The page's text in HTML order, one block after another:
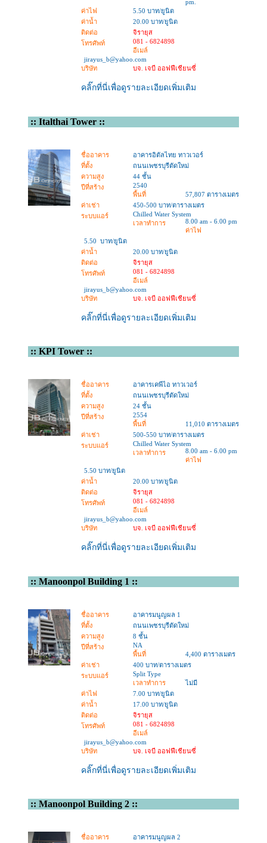
pm.
ค่าไฟ
5.50 บาท/ยูนิต
ค่าน้ำ
20.00 บาท/ยูนิต
ติดต่อ
จิรายุส
โทรศัพท์
081 - 6824898
อีเมล์
jirayus_b@yahoo.com
บริษัท
บจ. เจบี ออฟฟีเชียนซี่
คลิ๊กที่นี่เพื่อดูรายละเอียดเพิ่มเติม
::Italthai Tower ::
ชื่ออาคาร
อาคารอิตัลไทย ทาวเวอร์
ที่ตั้ง
ถนนเพชรบุรีตัดใหม่
ความสูง
44 ชั้น
ปีที่สร้าง
2540
พื้นที่
57,807 ตารางเมตร
ค่าเช่า
450-500 บาท/ตารางเมตร
ระบบแอร์
Chilled Water System
เวลาทำการ
8.00 am - 6.00 pm
ค่าไฟ
5.50 บาท/ยูนิต
ค่าน้ำ
20.00 บาท/ยูนิต
ติดต่อ
จิรายุส
โทรศัพท์
081 - 6824898
อีเมล์
jirayus_b@yahoo.com
บริษัท
บจ. เจบี ออฟฟีเชียนซี่
คลิ๊กที่นี่เพื่อดูรายละเอียดเพิ่มเติม
::KPI Tower ::
ชื่ออาคาร
อาคารเคพีไอ ทาวเวอร์
ที่ตั้ง
ถนนเพชรบุรีตัดใหม่
ความสูง
24 ชั้น
ปีที่สร้าง
2554
พื้นที่
11,010 ตารางเมตร
ค่าเช่า
500-550 บาท/ตารางเมตร
ระบบแอร์
Chilled Water System
เวลาทำการ
8.00 am - 6.00 pm
ค่าไฟ
5.50 บาท/ยูนิต
ค่าน้ำ
20.00 บาท/ยูนิต
ติดต่อ
จิรายุส
โทรศัพท์
081 - 6824898
อีเมล์
jirayus_b@yahoo.com
บริษัท
บจ. เจบี ออฟฟีเชียนซี่
คลิ๊กที่นี่เพื่อดูรายละเอียดเพิ่มเติม
::Manoonpol Building 1 ::
ชื่ออาคาร
อาคารมนูญผล 1
ที่ตั้ง
ถนนเพชรบุรีตัดใหม่
ความสูง
8 ชั้น
ปีที่สร้าง
NA
พื้นที่
4,400 ตารางเมตร
ค่าเช่า
400 บาท/ตารางเมตร
ระบบแอร์
Split Type
เวลาทำการ
ไม่มี
ค่าไฟ
7.00 บาท/ยูนิต
ค่าน้ำ
17.00 บาท/ยูนิต
ติดต่อ
จิรายุส
โทรศัพท์
081 - 6824898
อีเมล์
jirayus_b@yahoo.com
บริษัท
บจ. เจบี ออฟฟีเชียนซี่
คลิ๊กที่นี่เพื่อดูรายละเอียดเพิ่มเติม
::Manoonpol Building 2 ::
ชื่ออาคาร
อาคารมนูญผล 2